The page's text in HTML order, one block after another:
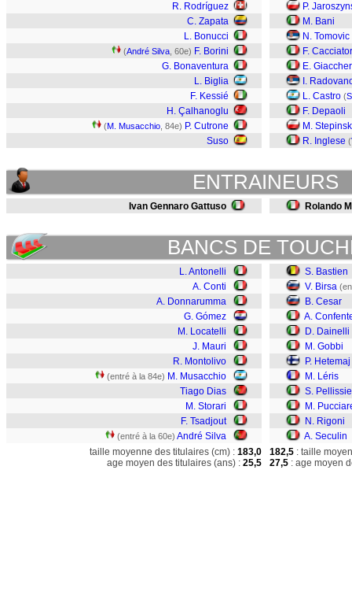
R. Rodríguez
C. Zapata
L. Bonucci
(André Silva , 60e) F. Borini
G. Bonaventura
L. Biglia
F. Kessié
H. Çalhanoglu
(M. Musacchio , 84e) P. Cutrone
Suso
P.
M. Bani
N. Tomovic
F.
E.
I.
L. Castro (
F. Depaoli
M.
R. Inglese (
ENTRAINEURS
Ivan Gennaro Gattuso Rolando
BANCS DE
L. Antonelli
A. Conti
A. Donnarumma
G. Gómez
M. Locatelli
J. Mauri
R. Montolivo
(entré à la 84e) M. Musacchio
Tiago Dias
M. Storari
F. Tsadjout
(entré à la 60e) André Silva
S. Bastien
V. Birsa
B. Cesar
A.
D. Dainelli
M. Gobbi
P. Hetemaj
M. Léris
S.
M.
N. Rigoni
A. Seculin
taille moyenne des titulaires (cm) : 183,0
age moyen des titulaires (ans) : 25,5
182,5 : taille
27,5 : age moyen